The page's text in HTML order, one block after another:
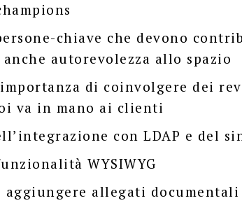
chiave che devono
autorevolezza allo spazio
di coinvolgere dei
va in mano ai clienti
con LDAP e del
WYSIWYG
allegati